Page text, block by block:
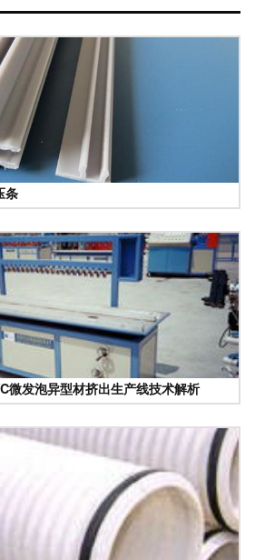
条
微发泡异型材挤出生产线技术解析